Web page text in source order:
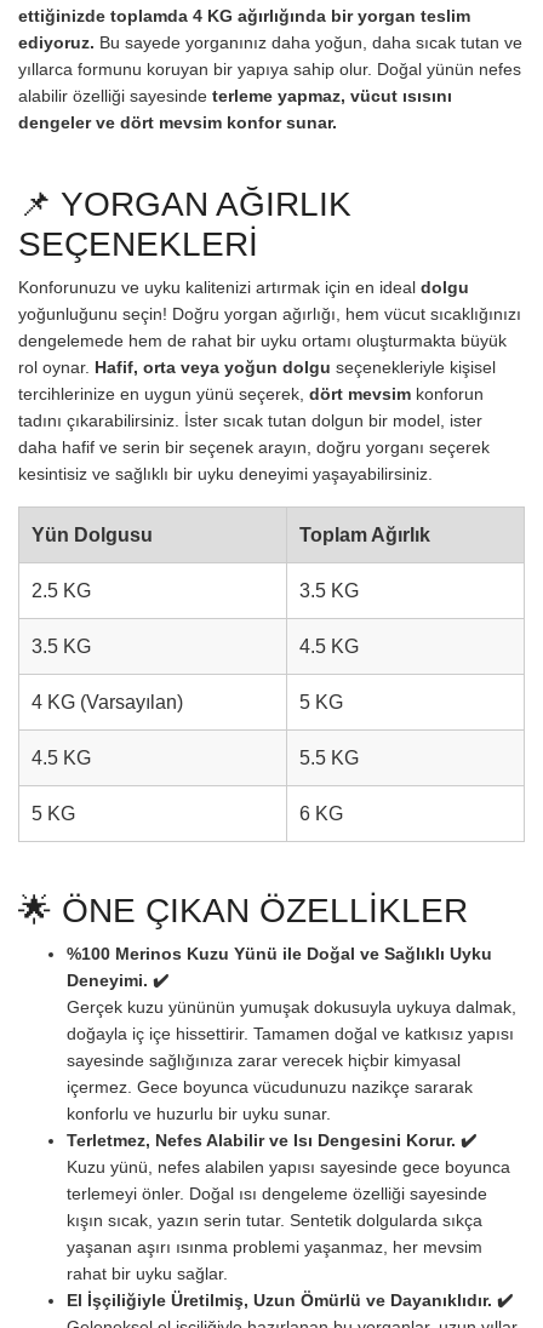
ettiğinizde toplamda 4 KG ağırlığında bir yorgan teslim
ediyoruz. Bu sayede yorganınız daha yoğun, daha sıcak tutan ve
yıllarca formunu koruyan bir yapıya sahip olur. Doğal yünün nefes
alabilir özelliği sayesinde terleme yapmaz, vücut ısısını
dengeler ve dört mevsim konfor sunar.
📌 YORGAN AĞIRLIK
SEÇENEKLERİ
Konforunuzu ve uyku kalitenizi artırmak için en ideal dolgu
yoğunluğunu seçin! Doğru yorgan ağırlığı, hem vücut sıcaklığınızı
dengelemede hem de rahat bir uyku ortamı oluşturmakta büyük
rol oynar. Hafif, orta veya yoğun dolgu seçenekleriyle kişisel
tercihlerinize en uygun yünü seçerek, dört mevsim konforun
tadını çıkarabilirsiniz. İster sıcak tutan dolgun bir model, ister
daha hafif ve serin bir seçenek arayın, doğru yorganı seçerek
kesintisiz ve sağlıklı bir uyku deneyimi yaşayabilirsiniz.
Yün Dolgusu Toplam Ağırlık
2.5 KG 3.5 KG
3.5 KG 4.5 KG
4 KG (Varsayılan) 5 KG
4.5 KG 5.5 KG
5 KG 6 KG
🌟 ÖNE ÇIKAN ÖZELLİKLER
%100 Merinos Kuzu Yünü ile Doğal ve Sağlıklı Uyku
Deneyimi. ✔️
Gerçek kuzu yününün yumuşak dokusuyla uykuya dalmak,
doğayla iç içe hissettirir. Tamamen doğal ve katkısız yapısı
sayesinde sağlığınıza zarar verecek hiçbir kimyasal
içermez. Gece boyunca vücudunuzu nazikçe sararak
konforlu ve huzurlu bir uyku sunar.
Terletmez, Nefes Alabilir ve Isı Dengesini Korur. ✔️
Kuzu yünü, nefes alabilen yapısı sayesinde gece boyunca
terlemeyi önler. Doğal ısı dengeleme özelliği sayesinde
kışın sıcak, yazın serin tutar. Sentetik dolgularda sıkça
yaşanan aşırı ısınma problemi yaşanmaz, her mevsim
rahat bir uyku sağlar.
El İşçiliğiyle Üretilmiş, Uzun Ömürlü ve Dayanıklıdır. ✔️